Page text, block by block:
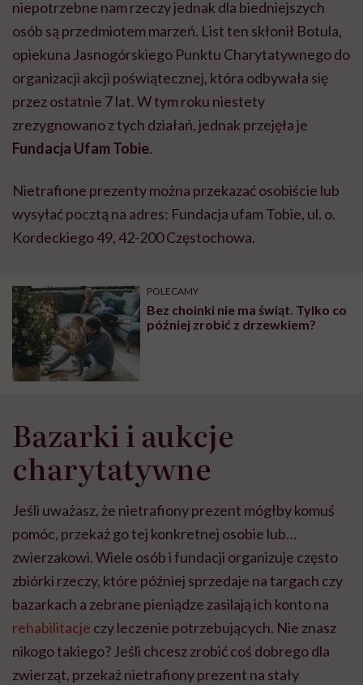
niepotrzebne nam rzeczy jednak dla biedniejszych
osób są przedmiotem marzeń. List ten skłonił Botula,
opiekuna Jasnogórskiego Punktu Charytatywnego do
organizacji akcji poświątecznej, która odbywała się
przez ostatnie 7 lat. W tym roku niestety
zrezygnowano z tych działań, jednak przejęła je
Fundacja Ufam Tobie.
Nietrafione prezenty można przekazać osobiście lub
wysyłać pocztą na adres: Fundacja ufam Tobie, ul. o.
Kordeckiego 49, 42-200 Częstochowa.
POLECAMY
Bez choinki nie ma świąt. Tylko co
później zrobić z drzewkiem?
Bazarki i aukcje
charytatywne
Jeśli uważasz, że nietrafiony prezent mógłby komuś
pomóc, przekaż go tej konkretnej osobie lub…
zwierzakowi. Wiele osób i fundacji organizuje często
zbiórki rzeczy, które później sprzedaje na targach czy
bazarkach a zebrane pieniądze zasilają ich konto na
rehabilitacje czy leczenie potrzebujących. Nie znasz
nikogo takiego? Jeśli chcesz zrobić coś dobrego dla
zwierząt, przekaż nietrafiony prezent na stały